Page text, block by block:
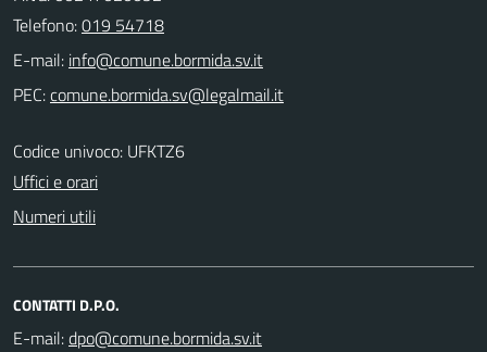
Telefono:019 54718
E-mail:
PEC:
Codice univoco: UFKTZ6
Uffici e orari
Numeri utili
CONTATTI D.P.O.
E-mail: